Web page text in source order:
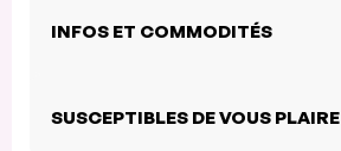
INFOS ET COMMODITÉS
SUSCEPTIBLES DE VOUS PLAIRE